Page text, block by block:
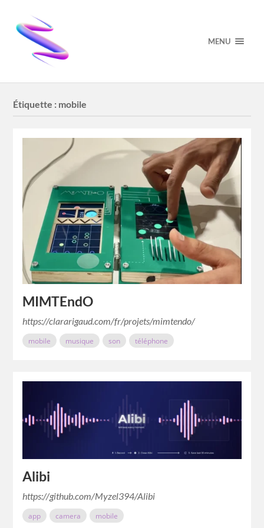
MENU
Étiquette : mobile
MIMTEndO
https://clararigaud.com/fr/projets/mimtendo/
mobile musique son téléphone
Alibi
https://github.com/Myzel394/Alibi
app camera mobile